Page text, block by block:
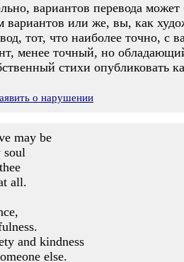
вариантов перевода
вариантов или же, вы, как
тот, что наиболее точно, с
менее точный, но
стихи опубликовать
о нарушении
may be
soul
all.
and kindness
else.